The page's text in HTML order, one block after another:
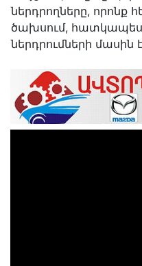
ներդրողները, որոնք
ծախսում, հատկապես
ներդրումների մասին